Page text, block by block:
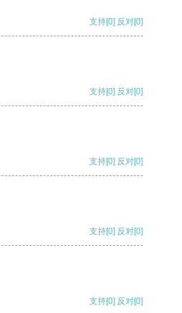
支持[0] 反对[0]
支持[0] 反对[0]
支持[0] 反对[0]
支持[0] 反对[0]
支持[0] 反对[0]